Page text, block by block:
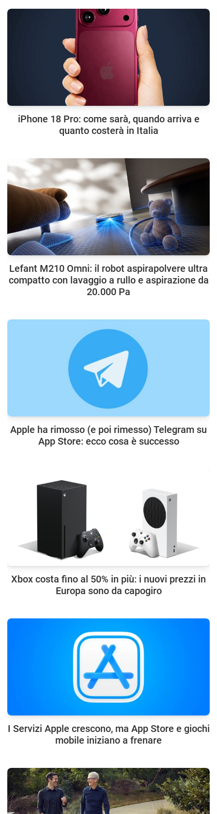
iPhone 18 Pro: come sarà, quando arriva e
quanto costerà in Italia
Lefant M210 Omni: il robot aspirapolvere ultra
compatto con lavaggio a rullo e aspirazione da
20.000 Pa
Apple ha rimosso (e poi rimesso) Telegram su
App Store: ecco cosa è successo
Xbox costa fino al 50% in più: i nuovi prezzi in
Europa sono da capogiro
I Servizi Apple crescono, ma App Store e giochi
mobile iniziano a frenare